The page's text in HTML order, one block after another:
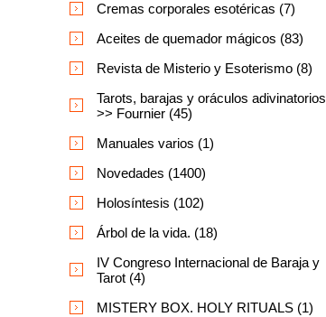
Cremas corporales esotéricas (7)
Aceites de quemador mágicos (83)
Revista de Misterio y Esoterismo (8)
Tarots, barajas y oráculos adivinatorios
>> Fournier (45)
Manuales varios (1)
Novedades (1400)
Holosíntesis (102)
Árbol de la vida. (18)
IV Congreso Internacional de Baraja y
Tarot (4)
MISTERY BOX. HOLY RITUALS (1)